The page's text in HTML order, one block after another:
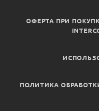
ОФЕРТА ПРИ
ПОЛИТИКА